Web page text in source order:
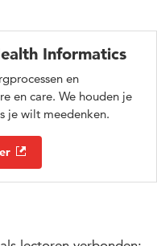
Informatics
en
en care. We houden je
je wilt meedenken.